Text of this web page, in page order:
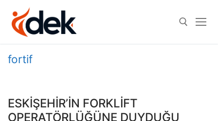
atla
fortif
ESKİŞEHİR’İN FORKLİFT
OPERATÖRLÜĞÜNE DUYDUĞU